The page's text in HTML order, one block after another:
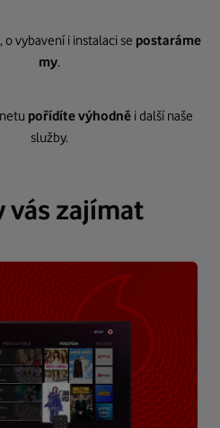
vybavení i instalaci se postaráme
my.
pořídíte výhodně i další naše
služby.
vás zajímat